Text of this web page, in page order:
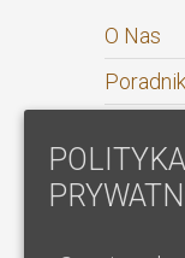
O Nas
Kariera
POLITYKA